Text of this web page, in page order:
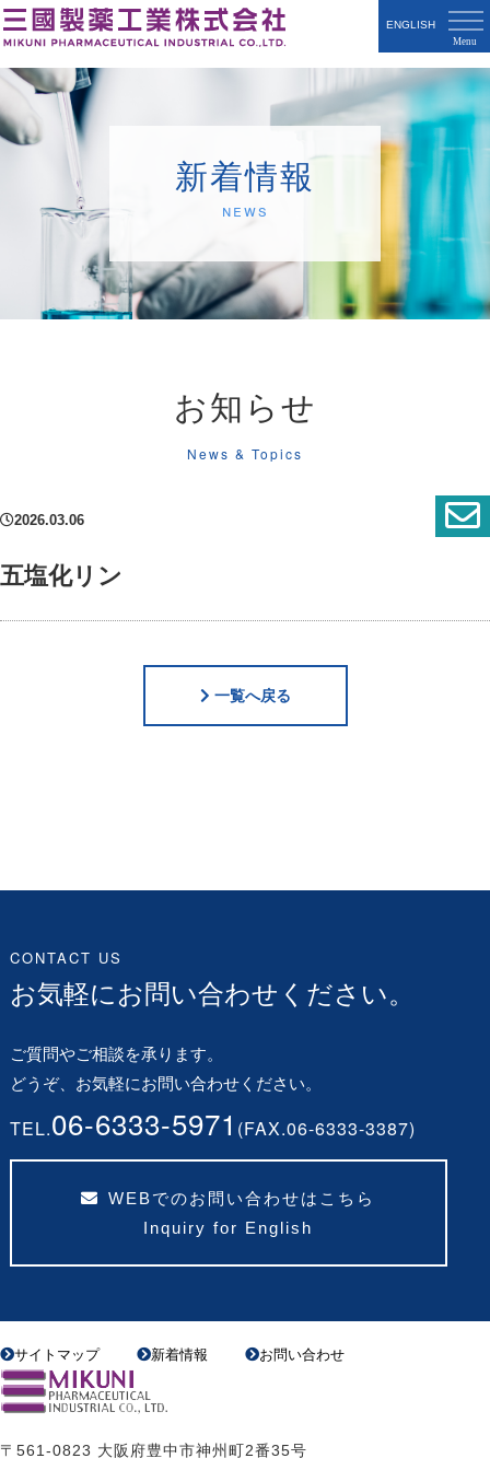
ENGLISH
新着情報
News
お知らせ
News & Topics
2026.03.06
五塩化リン
一覧へ戻る
CONTACT US
お気軽にお問い合わせください。
ご質問やご相談を承ります。
どうぞ、お気軽にお問い合わせください。
TEL.06-6333-5971 (FAX.06-6333-3387)
WEBでのお問い合わせはこちら
Inquiry for English
サイトマップ 新着情報 お問い合わせ
〒561-0823 大阪府豊中市神州町2番35号